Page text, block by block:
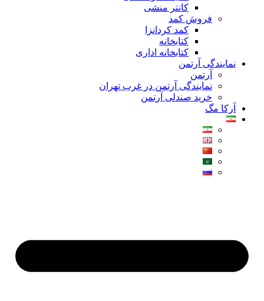
کانتر منشی
فروش کمد
کمد کردانزا
کتابخانه
کتابخانه اداری
نمایندگی آرتمن
آرتمن
نمایندگی آرتمن در غرب تهران
خرید صندلی آرتمن
آرکا مگ